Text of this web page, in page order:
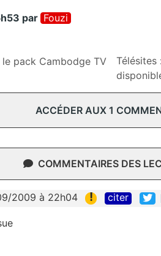
par Fouzi
pack Cambodge TV
Télésites
ACCÉDER AUX 1
COMMENTAIRES DES
2009 à 22h04 ! citer